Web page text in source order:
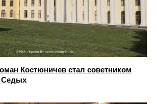
Костюничев стал советником
Седых